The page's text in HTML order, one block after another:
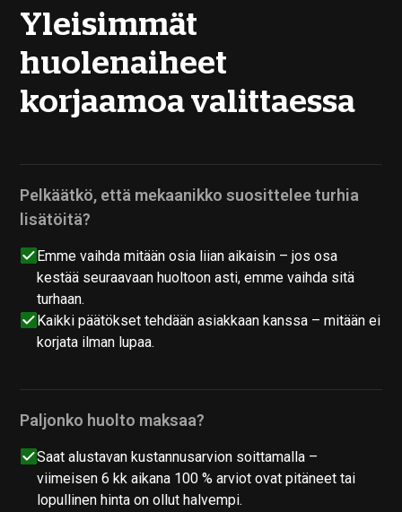
Yleisimmät
huolenaiheet
korjaamoa valittaessa
Pelkäätkö, että mekaanikko suosittelee turhia
lisätöitä?
Emme vaihda mitään osia liian aikaisin – jos osa
kestää seuraavaan huoltoon asti, emme vaihda sitä
turhaan.
Kaikki päätökset tehdään asiakkaan kanssa – mitään ei
korjata ilman lupaa.
Paljonko huolto maksaa?
Saat alustavan kustannusarvion soittamalla –
viimeisen 6 kk aikana 100 % arviot ovat pitäneet tai
lopullinen hinta on ollut halvempi.